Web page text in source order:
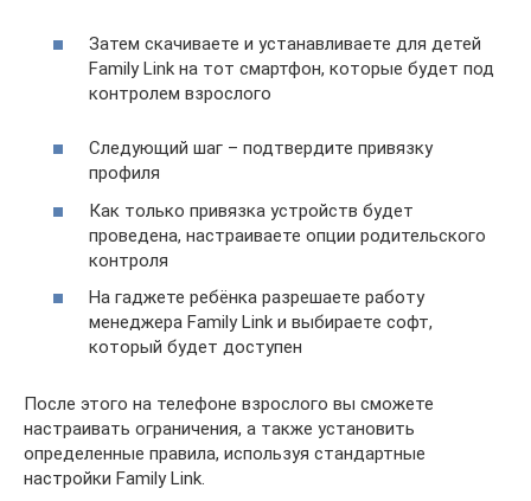
Затем скачиваете и устанавливаете для детей
Family Link на тот смартфон, которые будет под
контролем взрослого
Следующий шаг – подтвердите привязку
профиля
Как только привязка устройств будет
проведена, настраиваете опции родительского
контроля
На гаджете ребёнка разрешаете работу
менеджера Family Link и выбираете софт,
который будет доступен
После этого на телефоне взрослого вы сможете
настраивать ограничения, а также установить
определенные правила, используя стандартные
настройки Family Link.